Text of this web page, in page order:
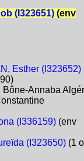
(I323651)(env
Esther (I323652)
Bône-Annaba
(I336159)(env
(I323650)(1